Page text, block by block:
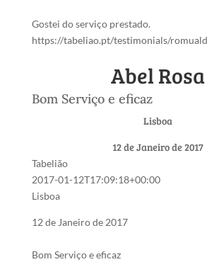
Gostei do serviço prestado.
https://tabeliao.pt/testimonials/
Abel Rosa
Bom Serviço e eficaz
Lisboa
12 de Janeiro de 2017
Tabelião
2017-01-12T17:09:18+00:00
Lisboa
12 de Janeiro de 2017
Bom Serviço e eficaz